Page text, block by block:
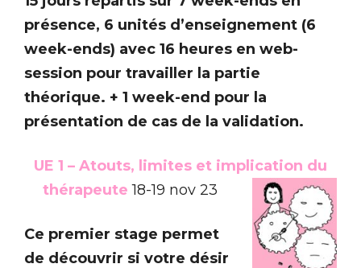
présence, 6 unités d’enseignement (6
week-ends) avec 16 heures en web-
session pour travailler la partie
théorique. + 1 week-end pour la
présentation de cas de la validation.
UE 1 – Atouts, limites et implication du
thérapeute18-19 nov 23
Ce premier stage permet
de découvrir si votre désir